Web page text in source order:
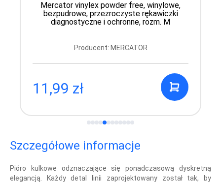
Mercator vinylex powder free, winylowe,
bezpudrowe, przezroczyste rękawiczki
diagnostyczne i ochronne, rozm. M
Producent: MERCATOR
11,99 zł
Szczegółowe informacje
Pióro kulkowe odznaczające się ponadczasową dyskretną
elegancją. Każdy detal linii zaprojektowany został tak, by